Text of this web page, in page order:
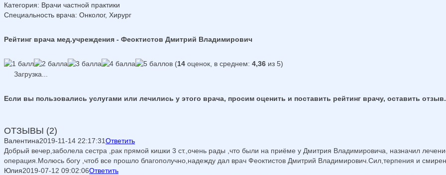
Категория: Врачи частной практики
Специальность врача: Онколог, Хирург
Рейтинг врача мед.учреждения - Феоктистов Дмитрий Владимирович
(14 оценок, в среднем: 4,36 из 5)
Загрузка...
Если вы пользовались услугами или лечились у этого врача, просим оценить и поставить рейтинг врачу, оставить отзыв.
ОТЗЫВЫ (2)
Валентина2019-11-14 22:17:31Ответить
Добрый вечер,заболела сестра ,рак прямой кишки 3 ст.,очень рады ,что были на приёме у Дмитрия Владимировича, назначил
операция.Молюсь богу ,чтоб все прошло благополучно,надежду дал врач Феоктистов Дмитрий Владимирович.Сил,терпения и
Юлия2019-07-12 09:02:06Ответить